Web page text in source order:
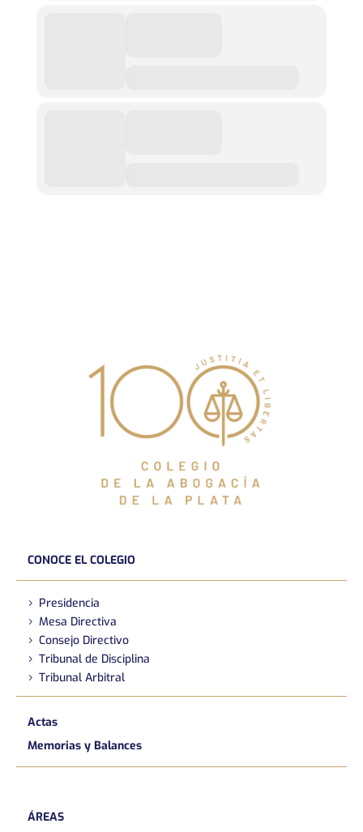
CONOCE EL COLEGIO
Presidencia
Mesa Directiva
Consejo Directivo
Tribunal de Disciplina
Tribunal Arbitral
Actas
Memorias y Balances
ÁREAS